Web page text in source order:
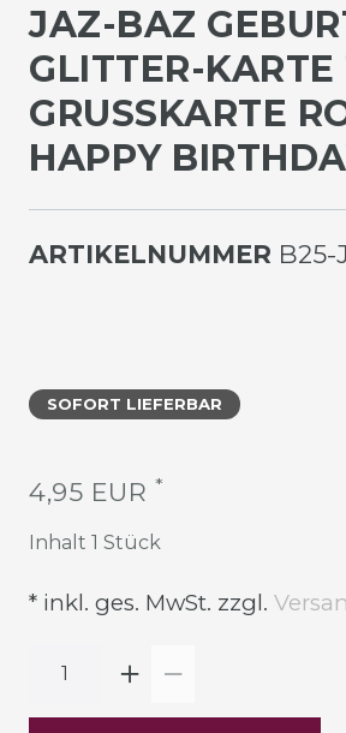
JAZ-BAZ
GLITTER-KARTE
GRUSSKARTE
APPY
ARTIKELNUMMER B25-
SOFORT LIEFERBAR
4,95 EUR *
Inhalt 1 Stück
* inkl. ges. MwSt. zzgl.